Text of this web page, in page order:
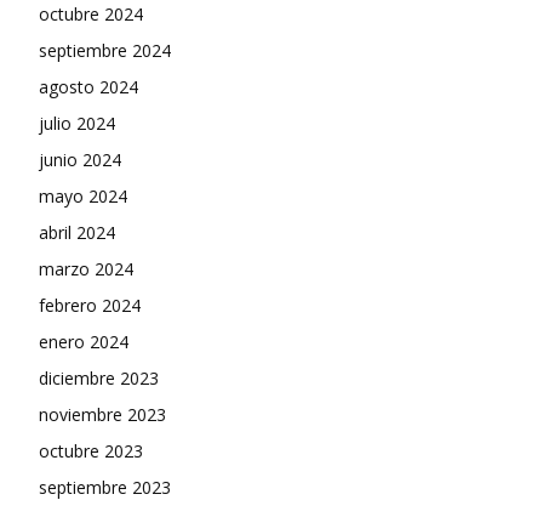
octubre 2024
septiembre 2024
agosto 2024
julio 2024
junio 2024
mayo 2024
abril 2024
marzo 2024
febrero 2024
enero 2024
diciembre 2023
noviembre 2023
octubre 2023
septiembre 2023